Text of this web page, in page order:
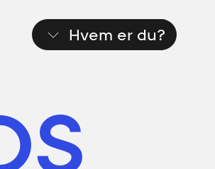
Hvem er du?